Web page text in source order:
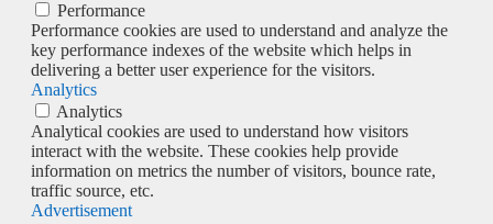
Performance
Performance cookies are used to understand and analyze the
key performance indexes of the website which helps in
delivering a better user experience for the visitors.
Analytics
Analytics
Analytical cookies are used to understand how visitors
interact with the website. These cookies help provide
information on metrics the number of visitors, bounce rate,
traffic source, etc.
Advertisement